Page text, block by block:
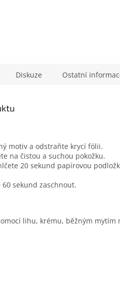
Diskuze Ostatní
motiv a odstraňte krycí fólii.
na čistou a suchou pokožku.
20 sekund papírovou
sekund zaschnout.
lihu, krému, běžným mytím